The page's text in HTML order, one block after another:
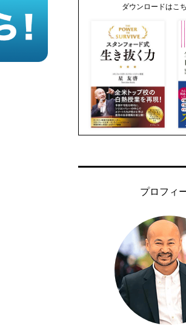
ダウンロードはこ
プロフィ